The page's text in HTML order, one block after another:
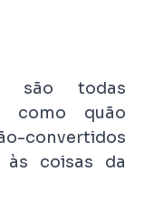
são todas
como quão
convertidos
coisas da